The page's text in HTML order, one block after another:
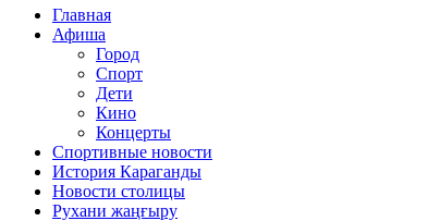
Главная
Афиша
Город
Спорт
Дети
Кино
Концерты
Спортивные новости
История Караганды
Новости столицы
Рухани жаңғыру